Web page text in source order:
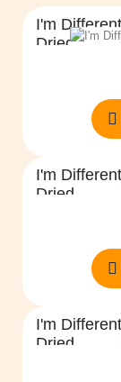
I'm
Dried...
I'm
Dried...
I'm
Dried...